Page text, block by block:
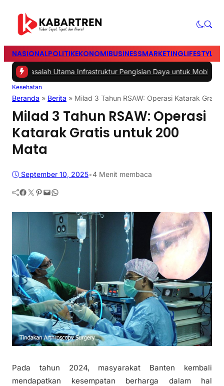
NASIONALPOLITIKEKONOMIBUSINESSMARKETINGLIFESTYLE
Utama Infrastruktur Pengisian Daya untuk Mobil Listrik yang
Kesehatan
Beranda » Berita » Milad 3 Tahun RSAW: Operasi Katarak
Milad 3 Tahun RSAW: Operasi
Katarak Gratis untuk 200
Mata
September 10, 2025•4 Menit membaca
Facebook Twitter Pinterest Mail WhatsApp
Pada tahun 2024, masyarakat Banten kembali
mendapatkan kesempatan berharga dalam hal